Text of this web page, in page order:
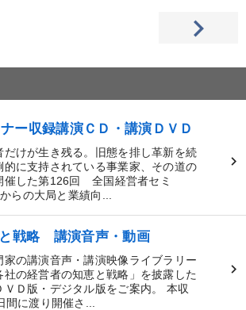
ー収録講演ＣＤ・講演ＤＶＤ
だけが生き残る。旧態を排し革新を続
的に支持されている事業家、その道の
催した第126回 全国経営者セミ
らの大局と業績向...
戦略 講演音声・動画
の講演音声・講演映像ライブラリー
の経営者の知恵と戦略」を披露した
Ｄ版・デジタル版をご案内。 本収
に渡り開催さ...